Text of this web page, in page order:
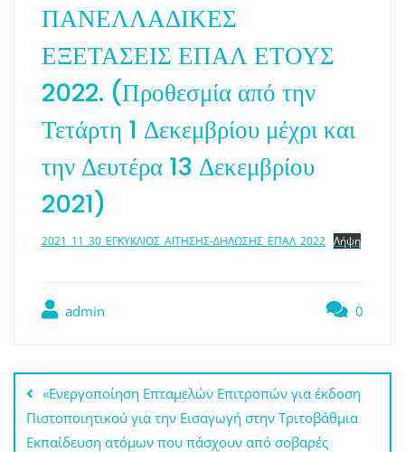
ΠΑΝΕΛΛΑΔΙΚΕΣ
ΕΞΕΤΑΣΕΙΣ ΕΠΑΛ ΕΤΟΥΣ
2022. (Προθεσμία από την
Τετάρτη 1 Δεκεμβρίου μέχρι και
την Δευτέρα 13 Δεκεμβρίου
2021)
2021_11_30_ΕΓΚΥΚΛΙΟΣ_ΑΙΤΗΣΗΣ-ΔΗΛΩΣΗΣ_ΕΠΑΛ_2022 Λήψη
admin 0
Πλοήγηση
άρθρων
«Ενεργοποίηση Επταμελών Επιτροπών για έκδοση
Πιστοποιητικού για την Εισαγωγή στην Τριτοβάθμια
Εκπαίδευση ατόμων που πάσχουν από σοβαρές